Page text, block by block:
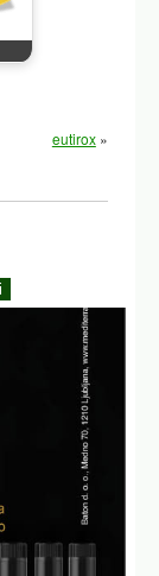
eutirox»